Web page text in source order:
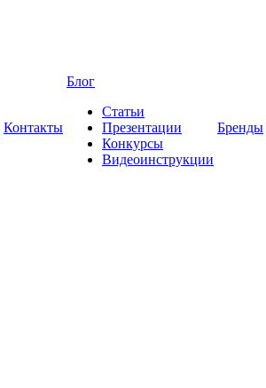
Контакты
Блог
Статьи
Презентации
Конкурсы
Видеоинструкции
Бренды